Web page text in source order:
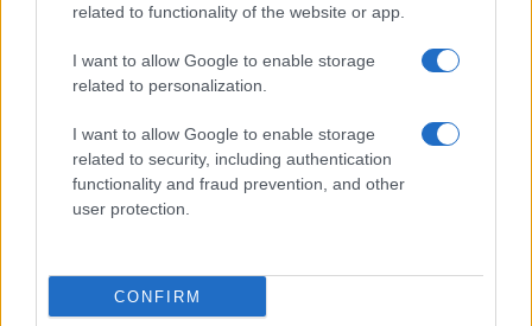
related to functionality of the website or app.
I want to allow Google to enable storage
related to personalization.
I want to allow Google to enable storage
related to security, including authentication
functionality and fraud prevention, and other
user protection.
CONFIRM
NECROLOGIE